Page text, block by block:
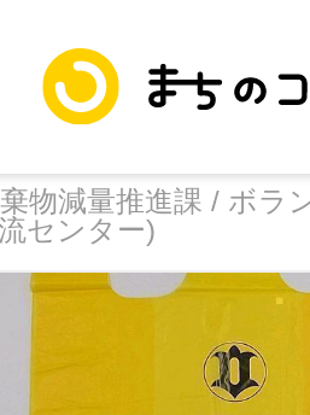
物減量推進課 / ボラ
センター)
トップ